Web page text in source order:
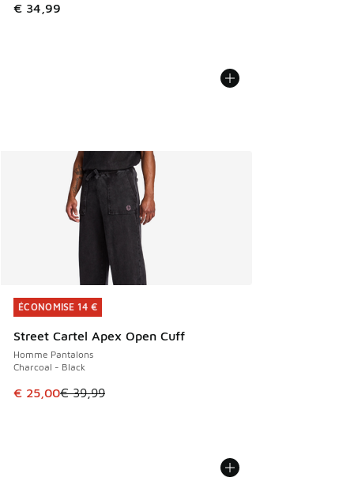
€ 34,99
ÉCONOMISE 14 €
Street Cartel Apex Open Cuff
Homme Pantalons
Charcoal - Black
Cet article est en promotion. Prix en baisse de € 39,99 à
€ 25,00€ 39,99
ÉCONOMISE 14 €